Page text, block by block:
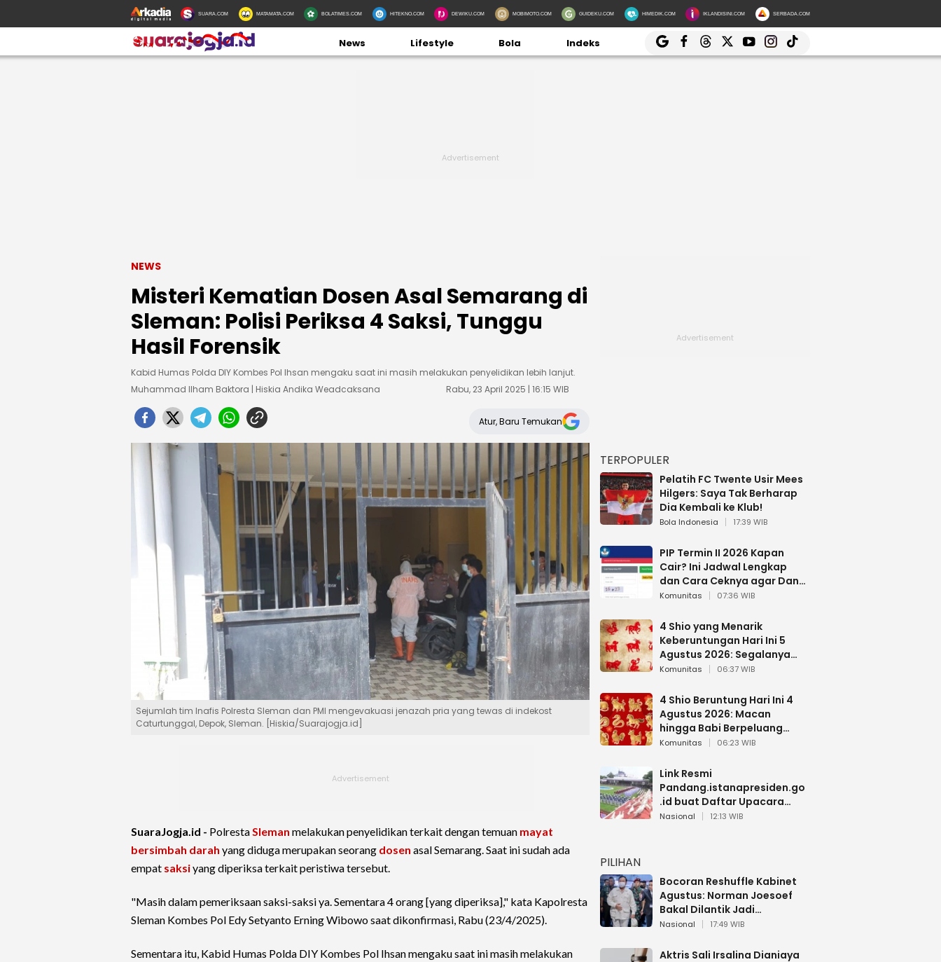
SUARA.COM MATAMATA.COM BOLATIMES.COM HITEKNO.COM DEWIKU.COM MOBIMOTO.COM GUIDEKU.COM HIMEDIK.COM IKLANDISINI.COM SERBADA.COM
News Lifestyle Bola Indeks
NEWS
Misteri Kematian Dosen Asal Semarang di
Sleman: Polisi Periksa 4 Saksi, Tunggu
Hasil Forensik
Kabid Humas Polda DIY Kombes Pol Ihsan mengaku saat ini masih melakukan penyelidikan lebih lanjut.
Muhammad Ilham Baktora | Hiskia Andika Weadcaksana
Rabu, 23 April 2025 | 16:15 WIB
Atur, Baru Temukan
Sejumlah tim Inafis Polresta Sleman dan PMI mengevakuasi jenazah pria yang tewas di indekost
Caturtunggal, Depok, Sleman. [Hiskia/Suarajogja.id]
SuaraJogja.id - PolrestaSleman melakukan penyelidikan terkait dengan temuan mayat
bersimbah darah yang diduga merupakan seorang dosen asal Semarang. Saat ini sudah ada
empat saksiyang diperiksa terkait peristiwa tersebut.
"Masih dalam pemeriksaan saksi-saksi ya. Sementara 4 orang [yang diperiksa]," kata Kapolresta
Sleman Kombes Pol Edy Setyanto Erning Wibowo saat dikonfirmasi, Rabu (23/4/2025).
Sementara itu, Kabid Humas Polda DIY Kombes Pol Ihsan mengaku saat ini masih melakukan
TERPOPULER
Pelatih FC Twente Usir Mees
Hilgers: Saya Tak Berharap
Dia Kembali ke Klub!
Bola Indonesia 17:39 WIB
PIP Termin II 2026 Kapan
Cair? Ini Jadwal Lengkap
dan Cara Ceknya agar Dana
Tidak Hangus!
Komunitas 07:36 WIB
4 Shio yang Menarik
Keberuntungan Hari Ini 5
Agustus 2026: Segalanya
Berjalan Lancar
Komunitas 06:37 WIB
4 Shio Beruntung Hari Ini 4
Agustus 2026: Macan
hingga Babi Berpeluang
Dapat Kabar Baik
Komunitas 06:23 WIB
Link Resmi
Pandang.istanapresiden.go
.id buat Daftar Upacara
Bendera HUT RI di Istana
Nasional 12:13 WIB
PILIHAN
Bocoran Reshuffle Kabinet
Agustus: Norman Joesoef
Bakal Dilantik Jadi
Wamenhan RI
Nasional 17:49 WIB
Aktris Sali Irsalina Dianiaya